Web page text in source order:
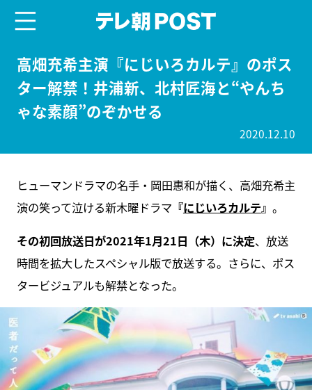
高畑充希主演『にじいろカルテ』のポス
ター解禁！井浦新、北村匠海と“やんち
ゃな素顔”のぞかせる
2020.12.10
ヒューマンドラマの名手・岡田惠和が描く、高畑充希主
演の笑って泣ける新木曜ドラマ 『にじいろカルテ』 。
その初回放送日が2021年1月21日（木）に決定、放送
時間を拡大したスペシャル版で放送する。さらに、ポス
タービジュアルも解禁となった。